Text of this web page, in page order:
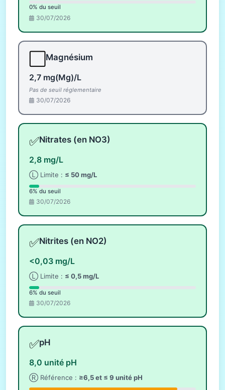
0% du seuil
30/07/2026
Magnésium
2,7 mg(Mg)/L
Pas de seuil réglementaire
30/07/2026
✅Nitrates (en NO3)
2,8 mg/L
Ⓛ Limite : ≤ 50 mg/L
6% du seuil
30/07/2026
✅Nitrites (en NO2)
<0,03 mg/L
Ⓛ Limite : ≤ 0,5 mg/L
6% du seuil
30/07/2026
✅pH
8,0 unité pH
Ⓡ Référence : ≥6,5 et ≤ 9 unité pH